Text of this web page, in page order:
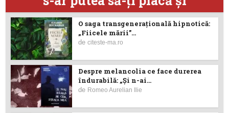
O saga transgenerațională hipnotică:
„Fiicele mării”...
deciteste-ma.ro
Despre melancolia ce face durerea
îndurabilă: „Și n-ai...
de Romeo Aurelian Ilie